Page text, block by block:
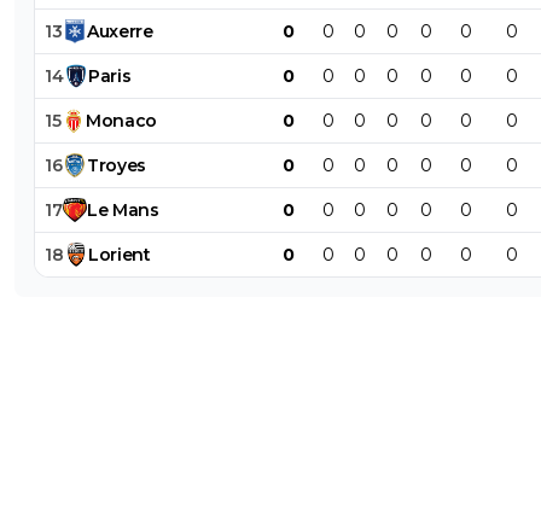
13 Auxerre 0 0 0 0 0 0 0
14 Paris 0 0 0 0 0 0 0
15 Monaco 0 0 0 0 0 0 0
16 Troyes 0 0 0 0 0 0 0
17 Le Mans 0 0 0 0 0 0 0
18 Lorient 0 0 0 0 0 0 0